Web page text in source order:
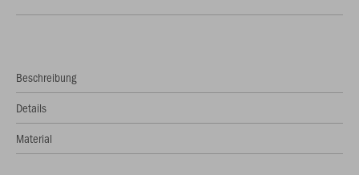
Beschreibung
Details
Material